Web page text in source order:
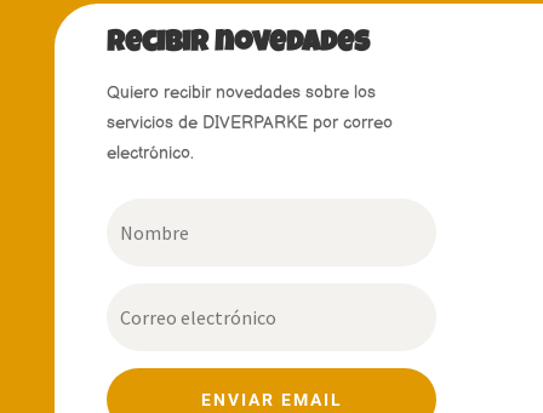
recibir novedades
Quiero recibir novedades sobre los
servicios de DIVERPARKE por correo
electrónico.
ENVIAR EMAIL